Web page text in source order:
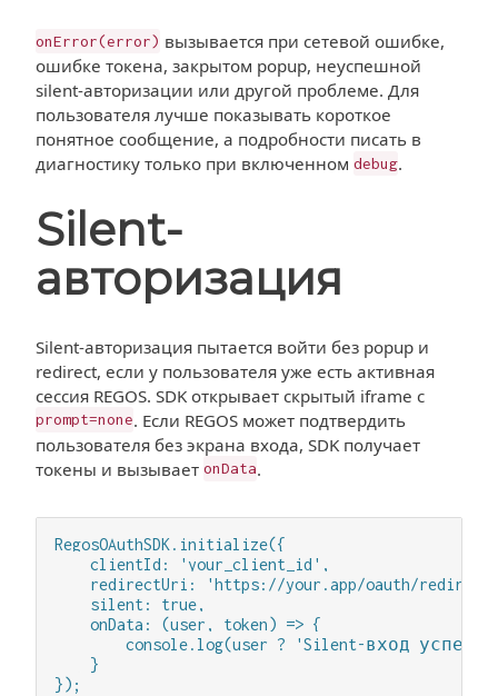
onError(error) вызывается при сетевой ошибке,
ошибке токена, закрытом popup, неуспешной
silent-авторизации или другой проблеме. Для
пользователя лучше показывать короткое
понятное сообщение, а подробности писать в
диагностику только при включенном debug.
Silent-
авторизация
Silent-авторизация пытается войти без popup и
redirect, если у пользователя уже есть активная
сессия REGOS. SDK открывает скрытый iframe с
prompt=none. Если REGOS может подтвердить
пользователя без экрана входа, SDK получает
токены и вызывает onData.
RegosOAuthSDK.initialize({
    clientId: 'your_client_id',
redirectUri: 'https://your.app/oauth/
    silent: true,
    onData: (user, token) => {
console.log(user ? 'Silent-вход
    }
});